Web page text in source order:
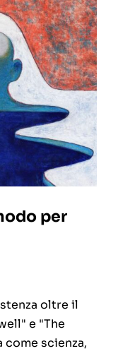
per
oltre il
e "The
scienza,